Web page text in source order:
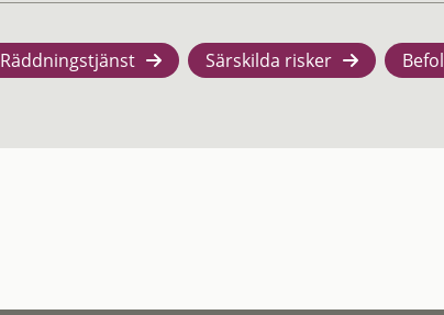
Räddningstjänst Särskilda risker